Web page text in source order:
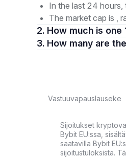
In the last 24 hours,
The market cap is ,
2. How much is one
3. How many
Vastuuvapauslauseke
Sijoitukset
Bybit EU:ssa,
saatavilla Bybit
sijoitustuloksista.